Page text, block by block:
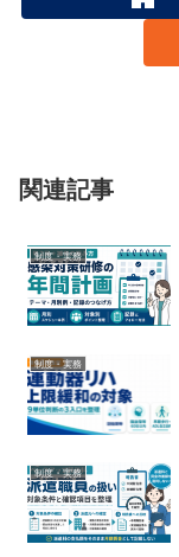
関連記事
制度・実務
制度・実務
制度・実務